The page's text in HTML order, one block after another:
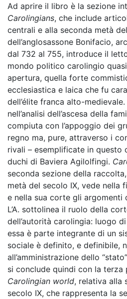
Ad aprire il libro è la sezione
Carolingians, che include
centrali e alla seconda metà
dell’anglosassone Bonifacio,
dal 732 al 755, introduce il
mondo politico carolingio
apertura, quella forte
ecclesiastica e laica che fu
dell’élite franca alto-medievale.
nell’analisi dell’ascesa della
compiuta con l’appoggio dei
regno ma, pure, attraverso i
rivali – esemplificate in questo
duchi di Baviera Agilolfingi.
seconda sezione della
metà del secolo IX, vede nella
e nella sua corte gli argomenti
L’A. sottolinea il ruolo della
dell’autorità carolingia: luogo
essa è parte integrante di un
sociale è definito, e definibile,
all’amministrazione dello
si conclude quindi con la terza
Carolingian world, relativa alla
secolo IX, che rappresenta la